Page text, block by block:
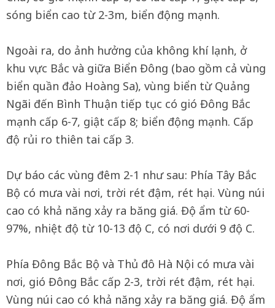
sóng biển cao từ 2-3m, biển động mạnh.
Ngoài ra, do ảnh hưởng của không khí lạnh, ở
khu vực Bắc và giữa Biển Đông (bao gồm cả vùng
biển quần đảo Hoàng Sa), vùng biển từ Quảng
Ngãi đến Bình Thuận tiếp tục có gió Đông Bắc
mạnh cấp 6-7, giật cấp 8; biển động mạnh. Cấp
độ rủi ro thiên tai cấp 3.
Dự báo các vùng đêm 2-1 như sau: Phía Tây Bắc
Bộ có mưa vài nơi, trời rét đậm, rét hại. Vùng núi
cao có khả năng xảy ra băng giá. Độ ẩm từ 60-
97%, nhiệt độ từ 10-13 độ C, có nơi dưới 9 độ C.
Phía Đông Bắc Bộ và Thủ đô Hà Nội có mưa vài
nơi, gió Đông Bắc cấp 2-3, trời rét đậm, rét hại.
Vùng núi cao có khả năng xảy ra băng giá. Độ ẩm